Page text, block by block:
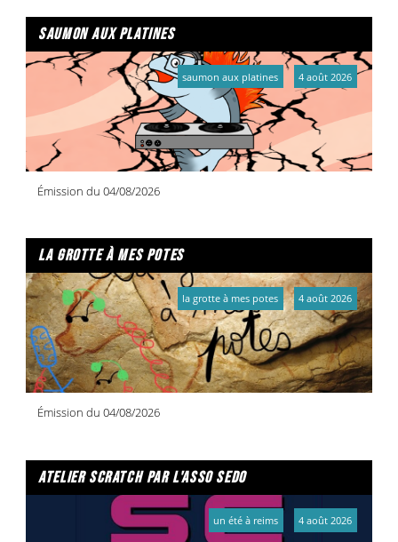
saumon aux platines
Émission du 04/08/2026
saumon aux platines 4 août 2026
la grotte à mes potes
Émission du 04/08/2026
la grotte à mes potes 4 août 2026
atelier scratch par l'asso sedo
un été à reims 4 août 2026